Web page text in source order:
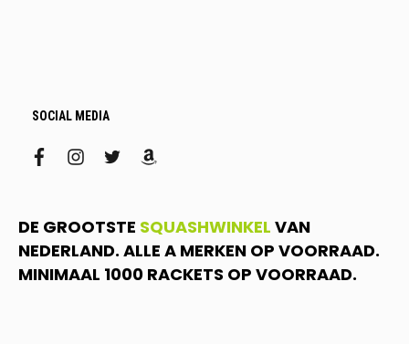
SOCIAL MEDIA
facebookinstagram
twitteramazon
DE GROOTSTE SQUASHWINKEL VAN
NEDERLAND. ALLE A MERKEN OP VOORRAAD.
MINIMAAL 1000 RACKETS OP VOORRAAD.